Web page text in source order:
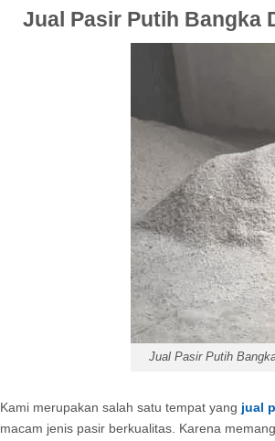
Jual Pasir Putih Bangka
Jual Pasir Putih
Kami merupakan salah satu tempat yang jual
macam jenis pasir berkualitas. Karena